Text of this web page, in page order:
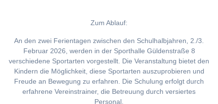
Zum Ablauf:
An den zwei Ferientagen zwischen den Schulhalbjahren, 2./3.
Februar 2026, werden in der Sporthalle Güldenstraße 8
verschiedene Sportarten vorgestellt. Die Veranstaltung bietet den
Kindern die Möglichkeit, diese Sportarten auszuprobieren und
Freude an Bewegung zu erfahren. Die Schulung erfolgt durch
erfahrene Vereinstrainer, die Betreuung durch versiertes
Personal.